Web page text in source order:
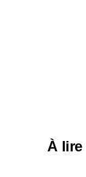
À lire